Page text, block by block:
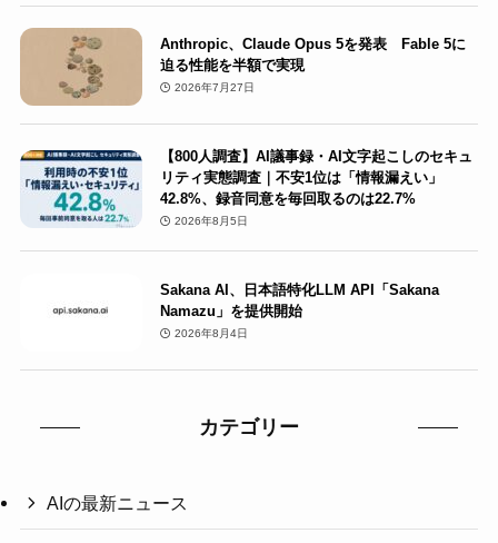
Anthropic、Claude Opus 5を発表 Fable 5に
迫る性能を半額で実現
2026年7月27日
【800人調査】AI議事録・AI文字起こしのセキュ
リティ実態調査｜不安1位は「情報漏えい」
42.8%、録音同意を毎回取るのは22.7%
2026年8月5日
Sakana AI、日本語特化LLM API「Sakana
Namazu」を提供開始
2026年8月4日
カテゴリー
AIの最新ニュース